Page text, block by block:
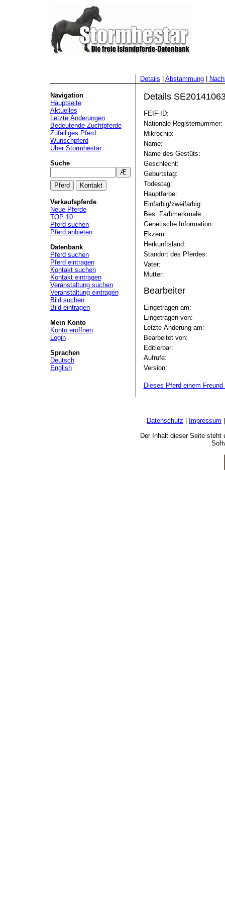
Details Abstammung|
Navigation
Hauptseite
Aktuelles
Letzte Änderungen
Bedeutende Zuchtpferde
Zufälliges Pferd
Wunschpferd
Über Stormhestar
Suche
Verkaufspferde
Neue Pferde
TOP 10
Pferd suchen
Pferd anbieten
Datenbank
Pferd suchen
Pferd eintragen
Kontakt suchen
Kontakt eintragen
Veranstaltung suchen
Veranstaltung eintragen
Bild suchen
Bild eintragen
Mein Konto
Konto eröffnen
Login
Sprachen
Deutsch
English
Details
FEIF-ID:
Nationale Registernummer:
Mikrochip:
Name:
Name des Gestüts:
Geschlecht:
Geburtstag:
Todestag:
Hauptfarbe:
Einfarbig/zweifarbig:
Bes. Farbmerkmale:
Genetische Information:
Ekzem:
Herkunftsland:
Standort des Pferdes:
Vater:
Mutter:
Bearbeiter
Eingetragen am:
Eingetragen von:
Letzte Änderung am:
Bearbeitet von:
Editierbar:
Aufrufe:
Version:
Dieses Pferd einem
Datenschutz Impressum
Der Inhalt dieser Seite steht